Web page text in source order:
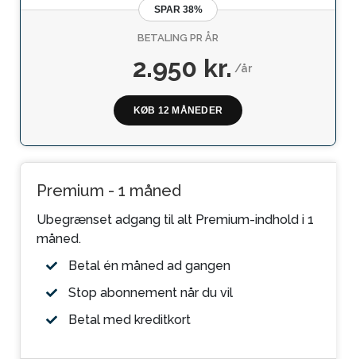
Premium - 1 måned
Ubegrænset adgang til alt Premium-indhold i 1
måned.
Betal én måned ad gangen
Stop abonnement når du vil
Betal med kreditkort
SPAR 38%
BETALING PR ÅR
2.950 kr./år
KØB 12 MÅNEDER